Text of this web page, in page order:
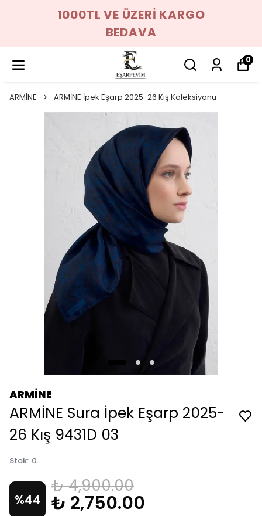
1000TL VE ÜZERİ KARGO
BEDAVA
0
ARMİNE ARMİNE İpek Eşarp 2025-26 Kış Koleksiyonu
ARMİNE
ARMİNE Sura İpek Eşarp 2025-
26 Kış 9431D 03
Stok: 0
%44
₺ 4,900.00
₺ 2,750.00